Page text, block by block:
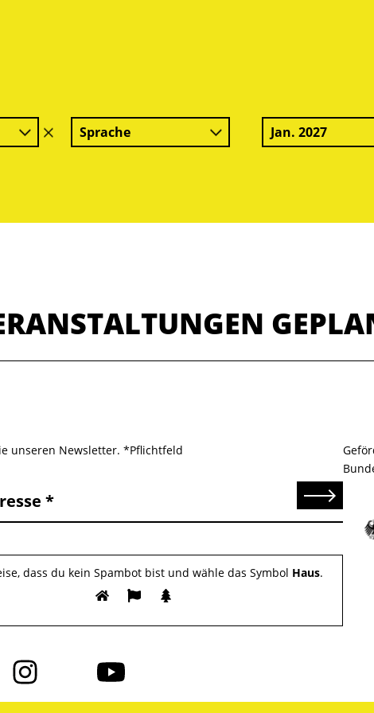
Filter
löschen
Sprache Jan. 2027
unseren Newsletter. *Pflichtfeld
Senden
dass du kein Spambot bist und wähle das Symbol Haus.
Folge
uns
auf
Folge
uns
auf